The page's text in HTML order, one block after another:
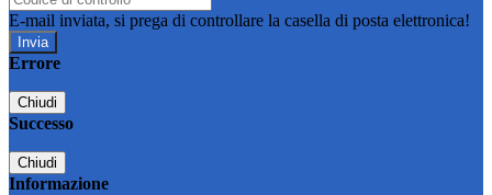
E-mail inviata, si prega di controllare la casella di posta elettronica!
Errore
Chiudi
Successo
Chiudi
Informazione